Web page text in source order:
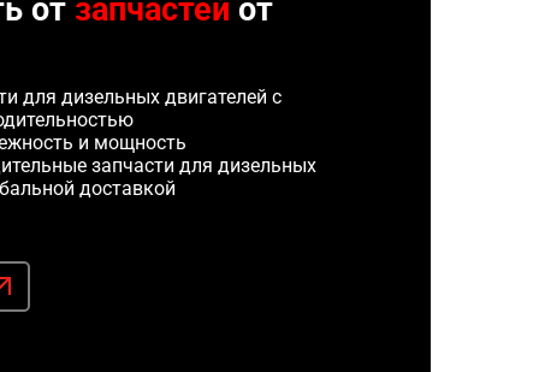
от запчастей от
для дизельных двигателей с
и мощность
запчасти для дизельных
доставкой